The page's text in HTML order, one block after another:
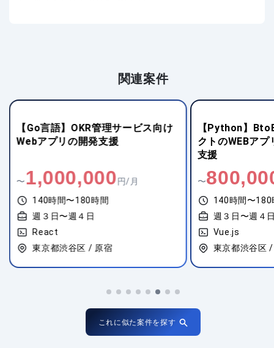
関連案件
【Go言語】OKR管理サービス向け
Webアプリの開発支援
〜1,000,000 円/月
140時間〜180時間
週３日〜週４日
React
東京都渋谷区 / 原宿
【Python】
クトのWEBア
支援
〜
140時間〜180
週３日〜週４
Vue.js
東京都渋谷区
これに似た案件を探す